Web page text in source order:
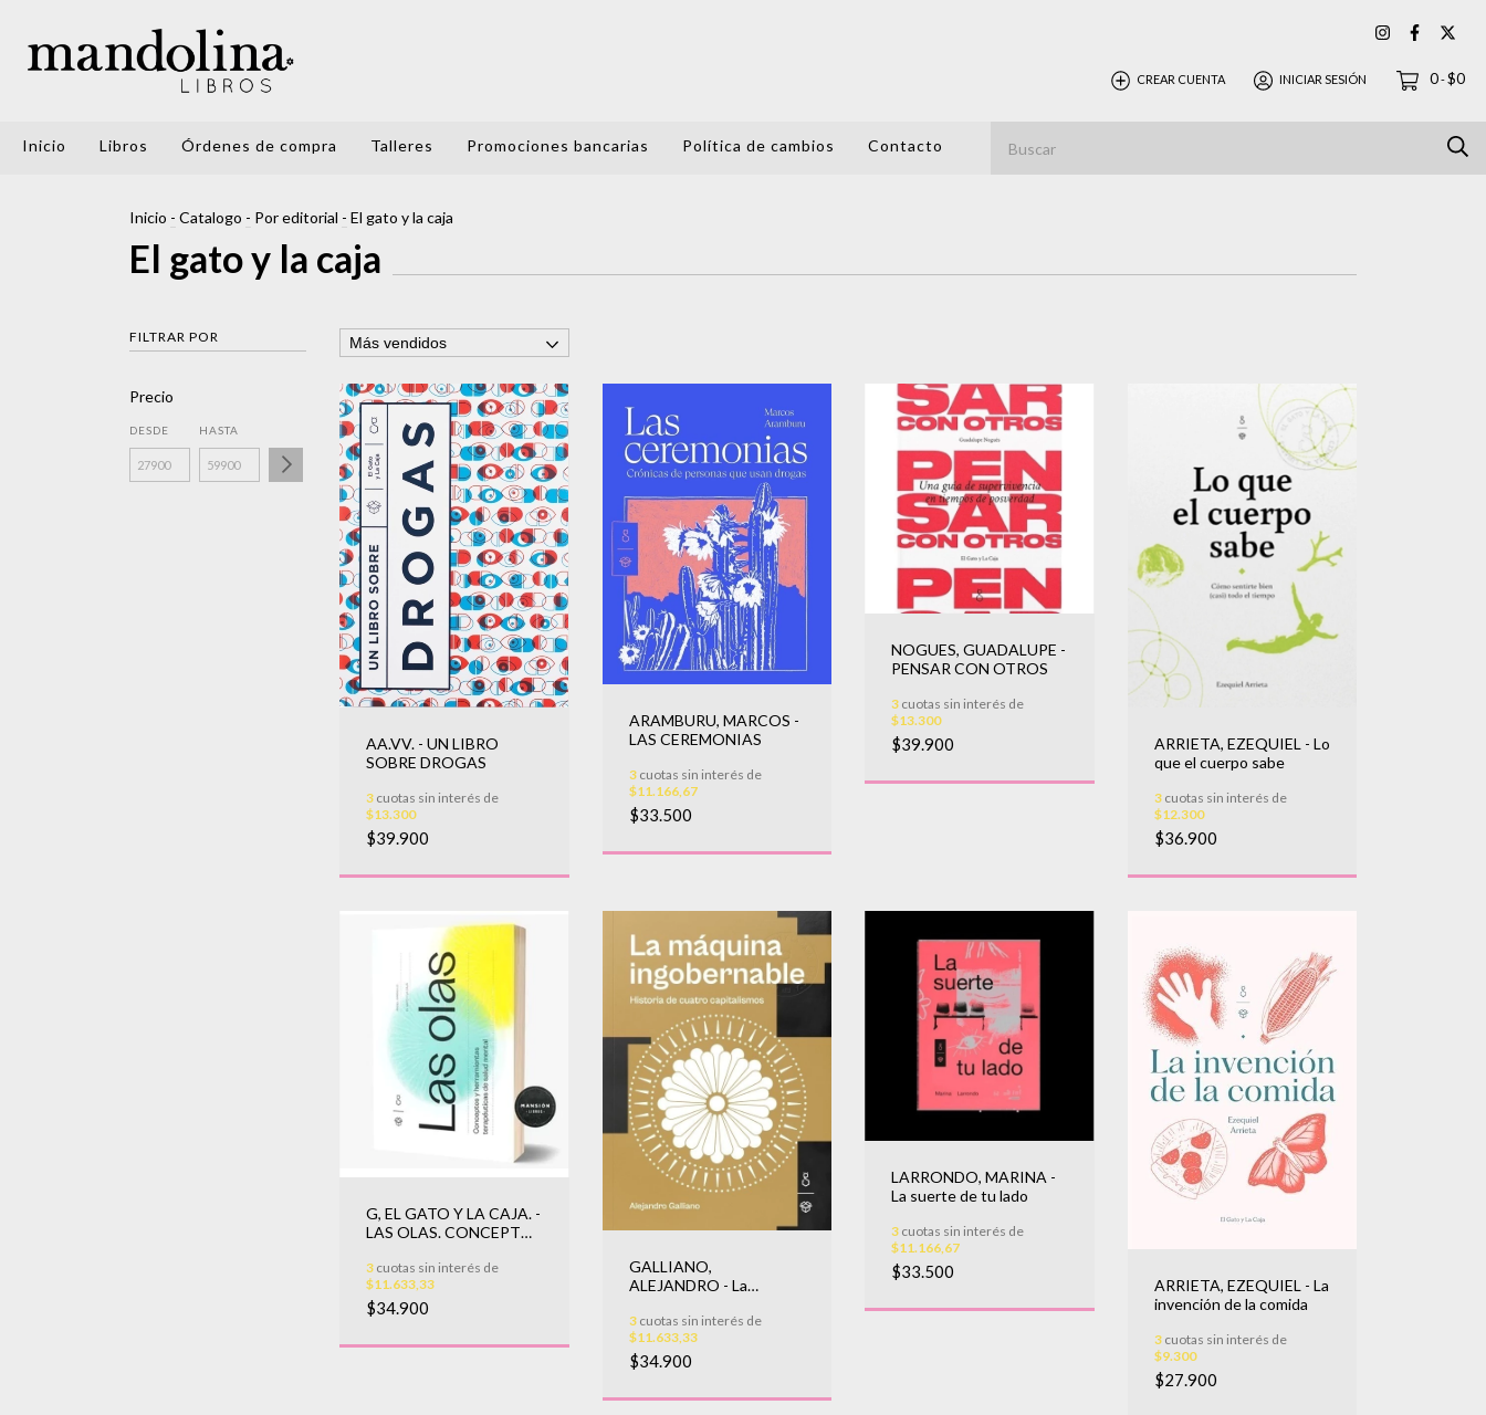
CREAR CUENTA INICIAR SESIÓN 0-$0
Inicio Libros Órdenes de compra Talleres Promociones bancarias Política de cambios Contacto
Inicio - Catalogo - Por editorial - El gato y la caja
El gato y la caja
FILTRAR POR
Precio
DESDE HASTA
AA.VV. - UN LIBRO
SOBRE DROGAS
3 cuotas sin interés de
$13.300
$39.900
ARAMBURU, MARCOS -
LAS CEREMONIAS
3cuotas sin interés de
$11.166,67
$33.500
NOGUES, GUADALUPE -
PENSAR CON OTROS
3 cuotas sin interés de
$13.300
$39.900
ARRIETA, EZEQUIEL - Lo
que el cuerpo sabe
3cuotas sin interés de
$12.300
$36.900
G, EL GATO Y LA CAJA. -
LAS OLAS. CONCEPTOS
TERAPEUTI
3 cuotas sin interés de
$11.633,33
$34.900
GALLIANO,
ALEJANDRO - La
3cuotas sin interés de
$11.633,33
$34.900
LARRONDO, MARINA -
La suerte de tu lado
3 cuotas sin interés de
$11.166,67
$33.500
ARRIETA, EZEQUIEL - La
invención de la comida
3cuotas sin interés de
$9.300
$27.900